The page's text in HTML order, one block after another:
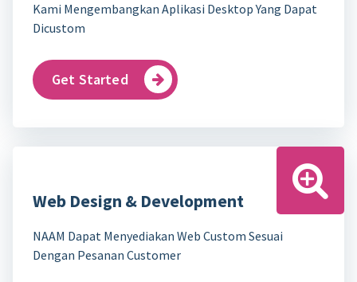
Kami Mengembangkan Aplikasi Desktop Yang Dapat
Dicustom
Get Started
Web Design & Development
NAAM Dapat Menyediakan Web Custom Sesuai
Dengan Pesanan Customer